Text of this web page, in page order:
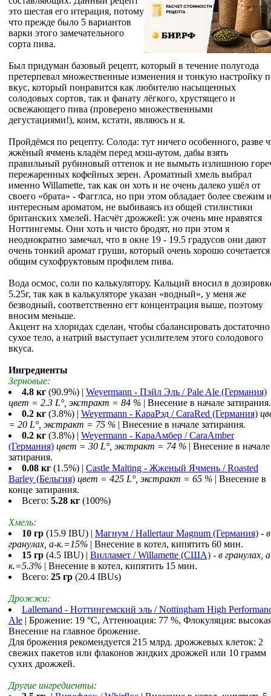
это шестая его итерация, потому
что прежде было 5 вариантов
варки этого замечательного
сорта пива.
Был придуман базовый рецепт, который в течение полугода
претерпевал множественные изменения и тонкую настройку
вкус, который понравится как любителю насыщенных
солодовых сортов, так и фанату лёгкого, хрустящего и
освежающего пива (проверено множественными
дегустациями!), коим, кстати, являюсь и я.
Пройдёмся по рецепту. Солода: тут ничего особенного, разве
жжёный ячмень кладём перед мэш-аутом, дабы взять
правильный рубиновый оттенок и не вымыть излишнюю
пережаренных кофейных зерен. Ароматный хмель выбрал
именно Willamette, так как он хоть и не очень далеко ушёл от
своего «брата» - Фагглса, но при этом обладает более свежим
интересным ароматом, не выбиваясь из общей стилистики
британских хмелей. Насчёт дрожжей: уж очень мне нравятся
Ноттингемы. Они хоть и чисто бродят, но при этом я
неоднократно замечал, что в окне 19 - 19.5 градусов они дают
очень тонкий аромат груши, который очень хорошо сочетается
общим сухофруктовым профилем пива.
Вода осмос, соли по калькулятору. Кальций вносил в
5.25г, так как в калькуляторе указан «водный», у меня же
безводный, соответственно егт концентрация выше, поэтому
вносим меньше.
Акцент на хлоридах сделан, чтобы сбалансировать достаточно
сухое тело, а натрий выступает усилителем этого солодового
вкуса.
Ингредиенты
Зерновые:
4.8 кг (90.9%) | Weyermann - Пэйл Эль / Pale Ale (Германия)
цвет = 2.3 L°, экстракт = 84 % | Внесение в начале затирания.
0.2 кг (3.8%) | Weyermann - КараРэд / CaraRed (Германия)
= 20 L°, экстракт = 75 % | Внесение в начале затирания.
0.2 кг (3.8%) | Weyermann - КараАмбер / CaraAmber
(Германия) цвет = 30 L°, экстракт = 74 % | Внесение в начале
затирания.
0.08 кг (1.5%) | Castle Malting - Жженый Ячмень / Roasted
Barley (Бельгия) цвет = 425 L°, экстракт = 65 % | Внесение в
конце затирания.
Всего: 5.28 кг (100%)
Хмель:
10 гр (15.9 IBU) | Магнум / Hallertaur Magnum (Германия) - в
гранулах, a-к.=15% | Внесение в котел, кипятить 60 мин.
15 гр (4.5 IBU) | Вилламет / Willamette (США) - в гранулах,
к.=5.3% | Внесение в котел, кипятить 15 мин.
Всего: 25 гр (20.4 IBUs)
Дрожжи:
Lallemand - Ноттингемский эль / Nottingham High
Ale | Брожение: 19 °С, Аттенюация: 77 %, Флокуляция:
Внесение на главное брожение.
Для брожения рекомендуется 215 млрд. дрожжевых клеток: 2
свежих пакетов или флаконов жидких дрожжей или 10 грамм
сухих дрожжей.
Другие ингредиенты: